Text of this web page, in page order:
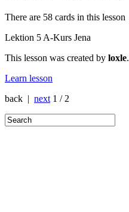
There are 58 cards in this lesson
Lektion 5 A-Kurs Jena
This lesson was created by loxle.
Learn lesson
back | next 1 / 2